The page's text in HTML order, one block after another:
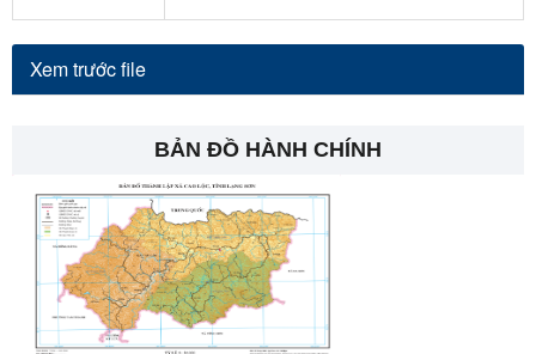
Xem trước file
BẢN ĐỒ HÀNH CHÍNH